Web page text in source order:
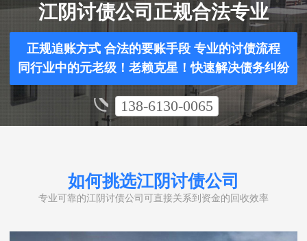
江阴讨债公司正规合法专业
正规追账方式 合法的要账手段 专业的讨债流程
同行业中的元老级！老赖克星！快速解决债务纠纷
138-6130-0065
如何挑选江阴讨债公司
专业可靠的江阴讨债公司可直接关系到资金的回收效率